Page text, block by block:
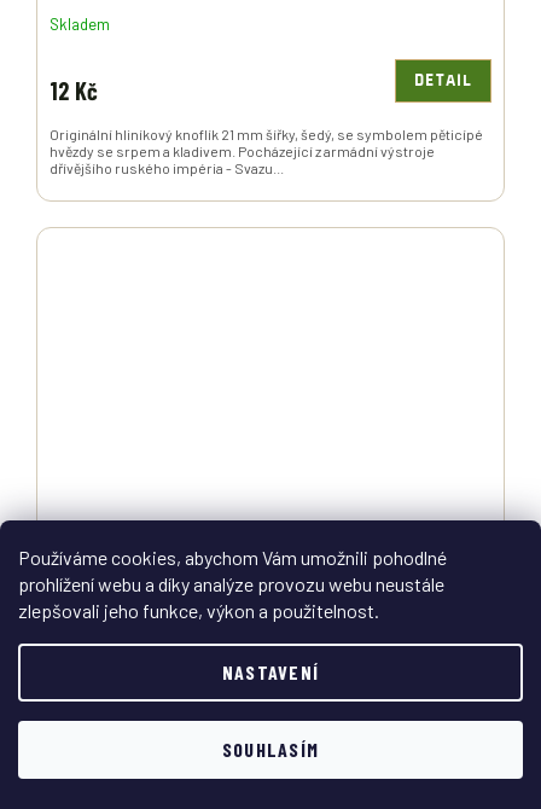
Používáme cookies, abychom Vám umožnili pohodlné
prohlížení webu a díky analýze provozu webu neustále
zlepšovali jeho funkce, výkon a použitelnost.
NASTAVENÍ
SOUHLASÍM
Skladem
12 Kč DETAIL
Originální hliníkový knoflík 21 mm šířky, šedý, se symbolem pěticípé
hvězdy se srpem a kladivem. Pocházející z armádní výstroje
dřívějšího ruského impéria - Svazu...
Nosný kožený řemen na pušku Mosin-Nagant Gulag
SSSR Rusko originál
Originální kožený nosný řemen na pušku Mosin-Nagant, vyrobený ve